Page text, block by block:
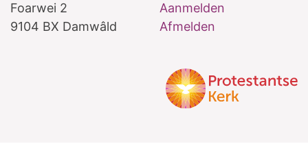
Foarwei 2
9104 BX Damwâld
Aanmelden
Afmelden